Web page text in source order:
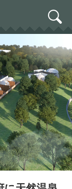
search